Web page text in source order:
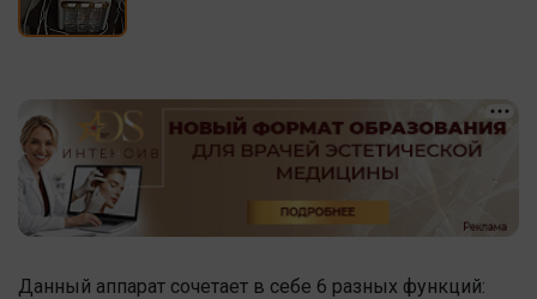
Данный аппарат сочетает в себе 6 разных функций: